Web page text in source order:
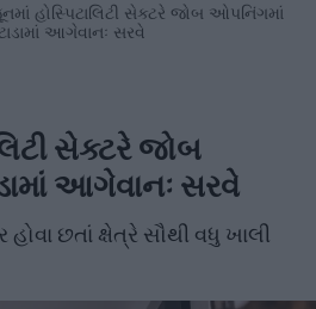
હોસ્પિટાલિટી સેક્ટરે જોબ ઓપનિંગમાં
આગેવાનઃ સરવે
સેક્ટરે જોબ
આગેવાનઃ સરવે
હોવા છતાં ક્ષેત્રે સૌથી વધુ ખાલી